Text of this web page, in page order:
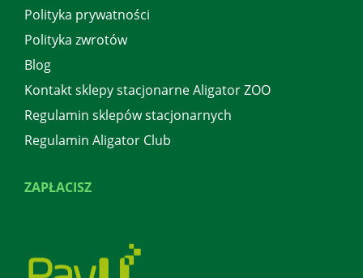
Polityka prywatności
Polityka zwrotów
Blog
Kontakt sklepy stacjonarne Aligator ZOO
Regulamin sklepów stacjonarnych
Regulamin Aligator Club
ZAPŁACISZ